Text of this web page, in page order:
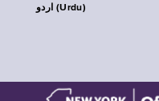
اردو (Urdu)